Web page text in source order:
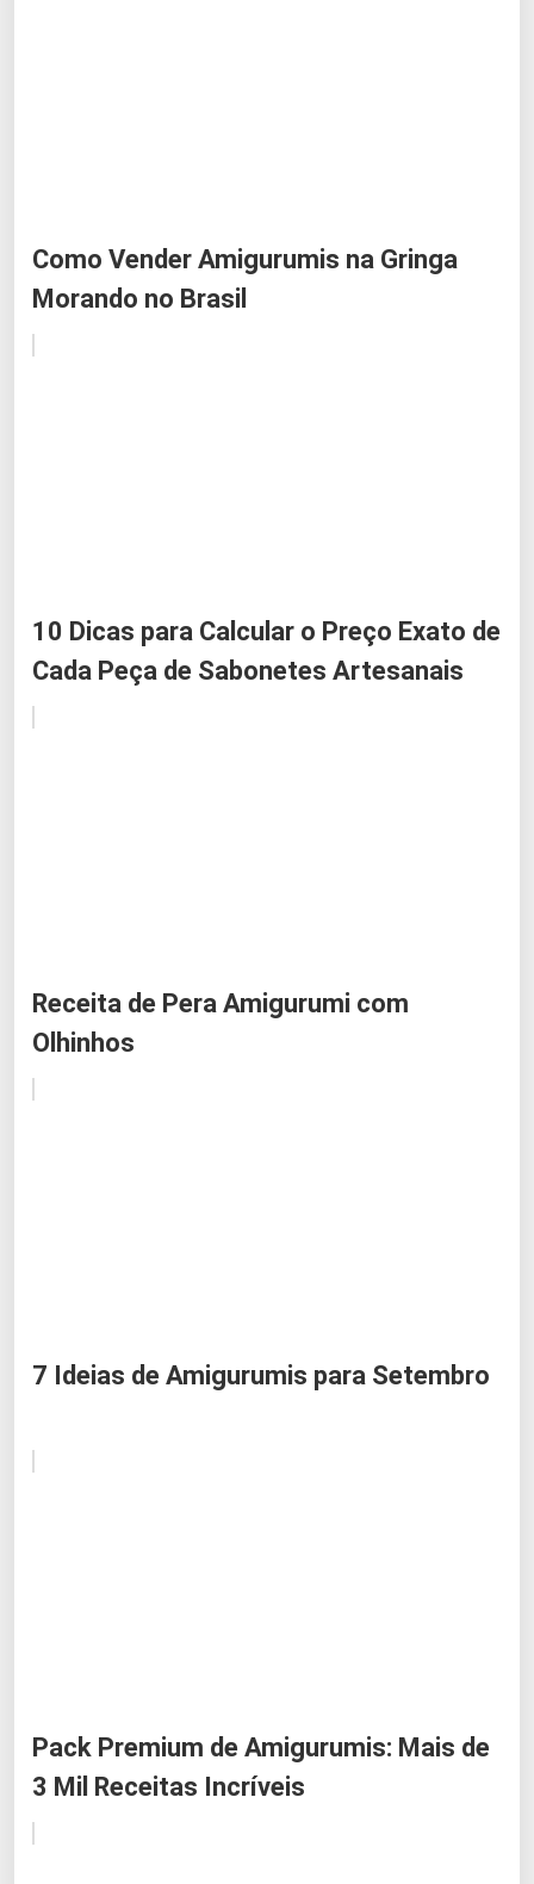
Como Vender Amigurumis na Gringa
Morando no Brasil
10 Dicas para Calcular o Preço Exato de
Cada Peça de Sabonetes Artesanais
Receita de Pera Amigurumi com
Olhinhos
7 Ideias de Amigurumis para Setembro
Pack Premium de Amigurumis: Mais de
3 Mil Receitas Incríveis